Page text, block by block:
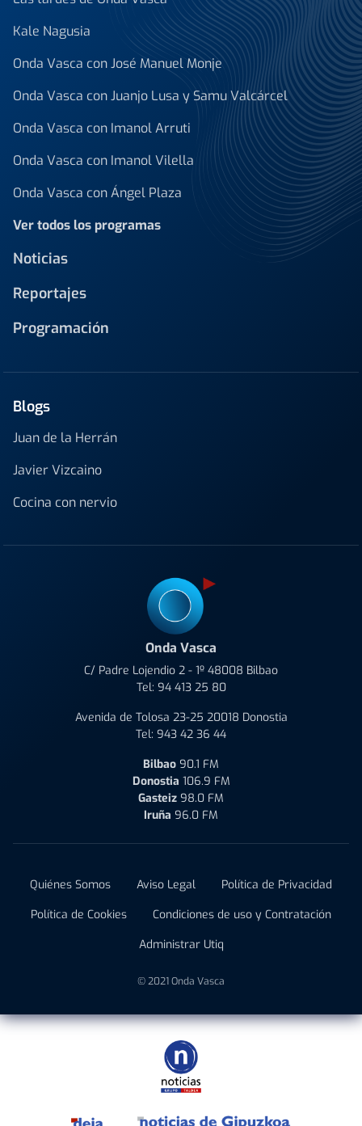
Kale Nagusia
Onda Vasca con José Manuel Monje
Onda Vasca con Juanjo Lusa y Samu Valcárcel
Onda Vasca con Imanol Arruti
Onda Vasca con Imanol Vilella
Onda Vasca con Ángel Plaza
Ver todos los programas
Noticias
Reportajes
Programación
Blogs
Juan de la Herrán
Javier Vizcaino
Cocina con nervio
Onda Vasca
C/ Padre Lojendio 2 - 1º 48008 Bilbao
Tel: 94 413 25 80
Avenida de Tolosa 23-25 20018 Donostia
Tel: 943 42 36 44
Bilbao 90.1 FM
Donostia 106.9 FM
Gasteiz 98.0 FM
Iruña 96.0 FM
Quiénes Somos Aviso Legal
Política de Privacidad
Política de Cookies
Condiciones de uso y Contratación
Administrar Utiq
© 2021 Onda Vasca